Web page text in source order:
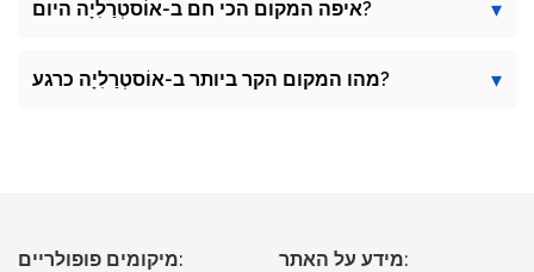
איפה המקום הכי חם ב-אוֹסטְרַלִיָה היום?
מהו המקום הקר ביותר ב-אוֹסטְרַלִיָה כרגע?
מיקומים פופולריים: מידע על האתר: